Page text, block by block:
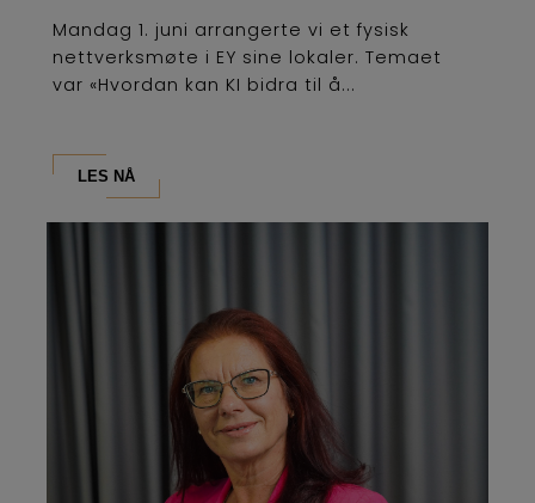
Mandag 1. juni arrangerte vi et fysisk
nettverksmøte i EY sine lokaler. Temaet
var «Hvordan kan KI bidra til å...
LES NÅ